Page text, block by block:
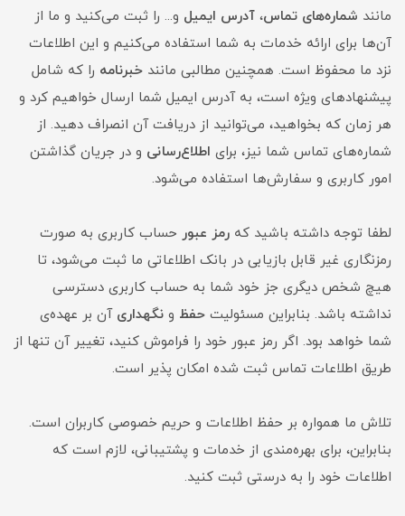
مانند شماره‌های تماس، آدرس ایمیل و... را ثبت می‌کنید و ما از
آن‌ها برای ارائه خدمات به شما استفاده می‌کنیم و این اطلاعات
نزد ما محفوظ است. همچنین مطالبی مانند خبرنامه را که شامل
پیشنهادهای ویژه است، به آدرس ایمیل شما ارسال خواهیم کرد و
هر زمان که بخواهید، می‌توانید از دریافت آن انصراف دهید. از
شماره‌های تماس شما نیز، برای اطلاع‌رسانی و در جریان گذاشتن
امور کاربری و سفارش‌ها استفاده می‌شود.
لطفا توجه داشته باشید که رمز عبور حساب کاربری به صورت
رمزنگاری غیر قابل بازیابی در بانک اطلاعاتی ما ثبت می‌شود، تا
هیچ شخص دیگری جز خود شما به حساب کاربری دسترسی
نداشته باشد. بنابراین مسئولیت حفظ و نگهداری آن بر عهده‌ی
شما خواهد بود. اگر رمز عبور خود را فراموش کنید، تغییر آن تنها از
طریق اطلاعات تماس ثبت شده امکان پذیر است.
تلاش ما همواره بر حفظ اطلاعات و حریم خصوصی کاربران است.
بنابراین، برای بهره‌مندی از خدمات و پشتیبانی، لازم است که
اطلاعات خود را به درستی ثبت کنید.